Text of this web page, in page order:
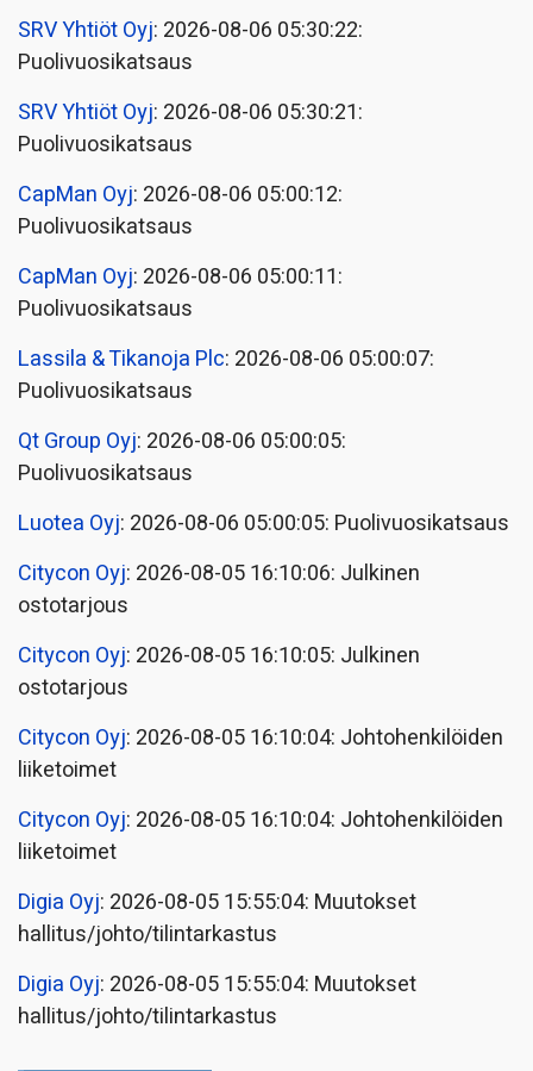
SRV Yhtiöt Oyj: 2026-08-06 05:30:22:
Puolivuosikatsaus
SRV Yhtiöt Oyj: 2026-08-06 05:30:21:
Puolivuosikatsaus
CapMan Oyj: 2026-08-06 05:00:12:
Puolivuosikatsaus
CapMan Oyj: 2026-08-06 05:00:11:
Puolivuosikatsaus
Lassila & Tikanoja Plc: 2026-08-06 05:00:07:
Puolivuosikatsaus
Qt Group Oyj: 2026-08-06 05:00:05:
Puolivuosikatsaus
Luotea Oyj: 2026-08-06 05:00:05: Puolivuosikatsaus
Citycon Oyj: 2026-08-05 16:10:06: Julkinen
ostotarjous
Citycon Oyj: 2026-08-05 16:10:05: Julkinen
ostotarjous
Citycon Oyj: 2026-08-05 16:10:04: Johtohenkilöiden
liiketoimet
Citycon Oyj: 2026-08-05 16:10:04: Johtohenkilöiden
liiketoimet
Digia Oyj: 2026-08-05 15:55:04: Muutokset
hallitus/johto/tilintarkastus
Digia Oyj: 2026-08-05 15:55:04: Muutokset
hallitus/johto/tilintarkastus